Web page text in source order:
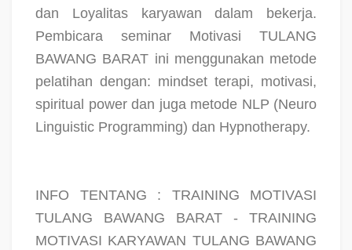
dan Loyalitas karyawan dalam bekerja.
Pembicara seminar Motivasi TULANG
BAWANG BARAT ini menggunakan metode
pelatihan dengan: mindset terapi, motivasi,
spiritual power dan juga metode NLP (Neuro
Linguistic Programming) dan Hypnotherapy.
INFO TENTANG : TRAINING MOTIVASI
TULANG BAWANG BARAT - TRAINING
MOTIVASI KARYAWAN TULANG BAWANG